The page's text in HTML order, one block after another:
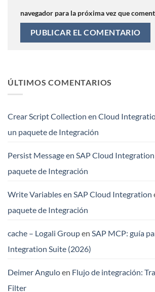
navegador para la próxima vez que
ÚLTIMOS COMENTARIOS
Crear Script Collection en Cloud
un paquete de Integración
Persist Message en SAP Cloud Integration
paquete de Integración
Write Variables en SAP Cloud Integration
paquete de Integración
cache – Logali Groupen SAP MCP: guía
Integration Suite (2026)
Deimer Anguloen Flujo de integración:
Filter